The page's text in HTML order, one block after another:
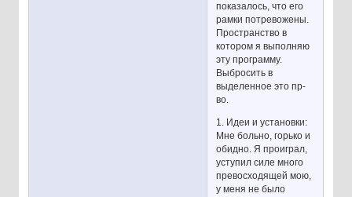
показалось, что его
рамки потревожены.
Пространство в
котором я выполняю
эту программу.
Выбросить в
выделенное это пр-
во.
1. Идеи и установки:
Мне больно, горько и
обидно. Я проиграл,
уступил силе много
превосходящей мою,
у меня не было